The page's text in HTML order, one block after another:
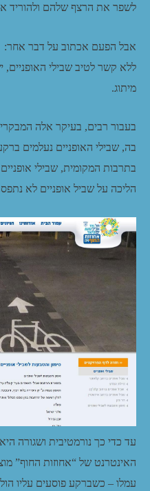
לשפר את הרצף שלהם ולהוריד
אבל הפעם אכתוב על דבר אחר:
ללא קשר לטיב שבילי
מיתוג.
בעבור רבים, בעיקר אלה
בה, שבילי האופניים נעלמים
בתרבות המקומית, שבילי
הליכה על שביל אופניים לא
עד כדי כך נורמטיבית ושגורה
האינטרנט של “אחוזות החוף”
עמלו – כשברקע פוסעים עליו